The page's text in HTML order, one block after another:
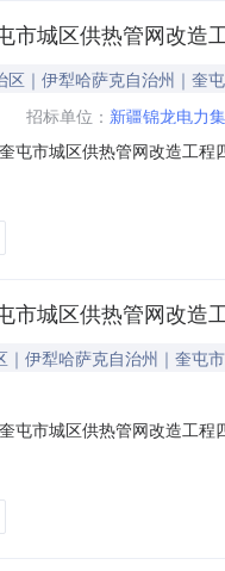
市城区供热管网改
区｜伊犁哈萨克自治州｜奎
招标单位： 新疆锦龙电力
屯市城区供热管网改造工
大写伍拾玖万叁仟贰佰零
市城区供热管网改
｜伊犁哈萨克自治州｜奎屯市
屯市城区供热管网改造工
30日历天建造师姓名注册